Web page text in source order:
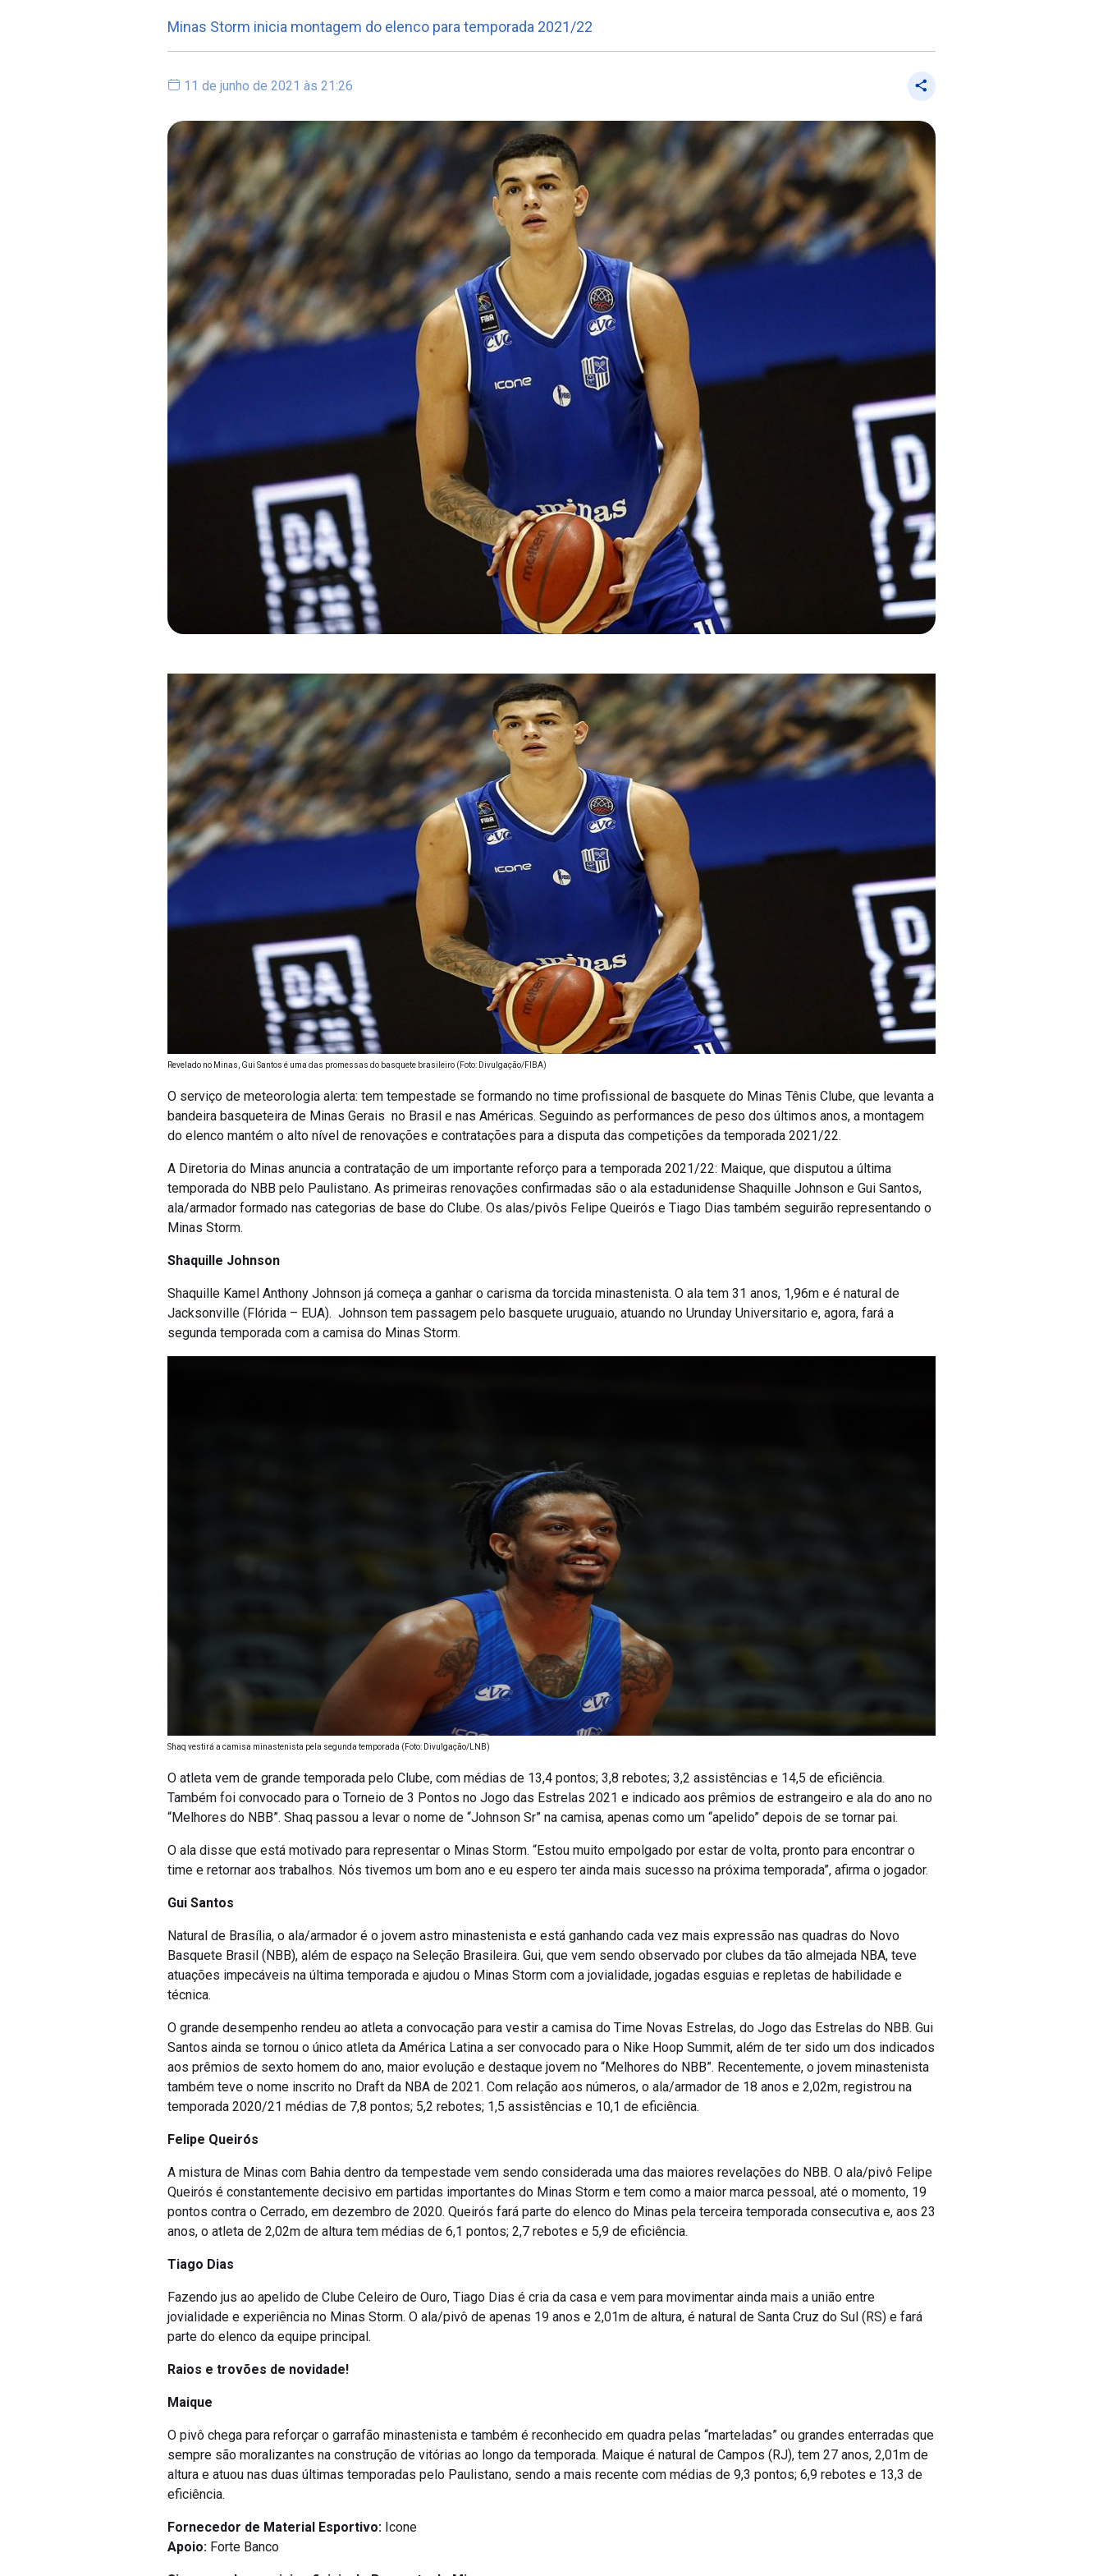
Minas Storm inicia montagem do elenco para temporada 2021/22
11 de junho de 2021 às 21:26
Revelado no Minas, Gui Santos é uma das promessas do basquete brasileiro (Foto: Divulgação/FIBA)
O serviço de meteorologia alerta: tem tempestade se formando no time profissional de basquete do Minas Tênis Clube, que levanta a
bandeira basqueteira de Minas Gerais no Brasil e nas Américas. Seguindo as performances de peso dos últimos anos, a montagem
do elenco mantém o alto nível de renovações e contratações para a disputa das competições da temporada 2021/22.
A Diretoria do Minas anuncia a contratação de um importante reforço para a temporada 2021/22: Maique, que disputou a última
temporada do NBB pelo Paulistano. As primeiras renovações confirmadas são o ala estadunidense Shaquille Johnson e Gui Santos,
ala/armador formado nas categorias de base do Clube. Os alas/pivôs Felipe Queirós e Tiago Dias também seguirão representando o
Minas Storm.
Shaquille Johnson
Shaquille Kamel Anthony Johnson já começa a ganhar o carisma da torcida minastenista. O ala tem 31 anos, 1,96m e é natural de
Jacksonville (Flórida – EUA). Johnson tem passagem pelo basquete uruguaio, atuando no Urunday Universitario e, agora, fará a
segunda temporada com a camisa do Minas Storm.
Shaq vestirá a camisa minastenista pela segunda temporada (Foto: Divulgação/LNB)
O atleta vem de grande temporada pelo Clube, com médias de 13,4 pontos; 3,8 rebotes; 3,2 assistências e 14,5 de eficiência.
Também foi convocado para o Torneio de 3 Pontos no Jogo das Estrelas 2021 e indicado aos prêmios de estrangeiro e ala do ano no
“Melhores do NBB”. Shaq passou a levar o nome de “Johnson Sr” na camisa, apenas como um “apelido” depois de se tornar pai.
O ala disse que está motivado para representar o Minas Storm. “Estou muito empolgado por estar de volta, pronto para encontrar o
time e retornar aos trabalhos. Nós tivemos um bom ano e eu espero ter ainda mais sucesso na próxima temporada”, afirma o jogador.
Gui Santos
Natural de Brasília, o ala/armador é o jovem astro minastenista e está ganhando cada vez mais expressão nas quadras do Novo
Basquete Brasil (NBB), além de espaço na Seleção Brasileira. Gui, que vem sendo observado por clubes da tão almejada NBA, teve
atuações impecáveis na última temporada e ajudou o Minas Storm com a jovialidade, jogadas esguias e repletas de habilidade e
técnica.
O grande desempenho rendeu ao atleta a convocação para vestir a camisa do Time Novas Estrelas, do Jogo das Estrelas do NBB. Gui
Santos ainda se tornou o único atleta da América Latina a ser convocado para o Nike Hoop Summit, além de ter sido um dos indicados
aos prêmios de sexto homem do ano, maior evolução e destaque jovem no “Melhores do NBB”. Recentemente, o jovem minastenista
também teve o nome inscrito no Draft da NBA de 2021. Com relação aos números, o ala/armador de 18 anos e 2,02m, registrou na
temporada 2020/21 médias de 7,8 pontos; 5,2 rebotes; 1,5 assistências e 10,1 de eficiência.
Felipe Queirós
A mistura de Minas com Bahia dentro da tempestade vem sendo considerada uma das maiores revelações do NBB. O ala/pivô Felipe
Queirós é constantemente decisivo em partidas importantes do Minas Storm e tem como a maior marca pessoal, até o momento, 19
pontos contra o Cerrado, em dezembro de 2020. Queirós fará parte do elenco do Minas pela terceira temporada consecutiva e, aos 23
anos, o atleta de 2,02m de altura tem médias de 6,1 pontos; 2,7 rebotes e 5,9 de eficiência.
Tiago Dias
Fazendo jus ao apelido de Clube Celeiro de Ouro, Tiago Dias é cria da casa e vem para movimentar ainda mais a união entre
jovialidade e experiência no Minas Storm. O ala/pivô de apenas 19 anos e 2,01m de altura, é natural de Santa Cruz do Sul (RS) e fará
parte do elenco da equipe principal.
Raios e trovões de novidade!
Maique
O pivô chega para reforçar o garrafão minastenista e também é reconhecido em quadra pelas “marteladas” ou grandes enterradas que
sempre são moralizantes na construção de vitórias ao longo da temporada. Maique é natural de Campos (RJ), tem 27 anos, 2,01m de
altura e atuou nas duas últimas temporadas pelo Paulistano, sendo a mais recente com médias de 9,3 pontos; 6,9 rebotes e 13,3 de
eficiência.
Fornecedor de Material Esportivo: Icone
Apoio: Forte Banco